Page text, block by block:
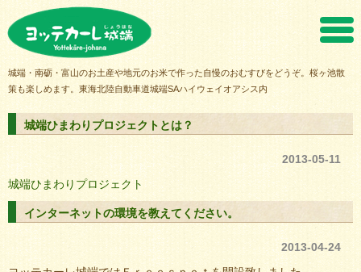
城端・南砺・富山のお土産や地元のお米で作った自慢のおむすびをどうぞ。桜ヶ池散
策も楽しめます。東海北陸自動車道城端SAハイウェイオアシス内
城端ひまわりプロジェクトとは？
2013-05-11
城端ひまわりプロジェクト
インターネットの環境を教えてください。
2013-04-24